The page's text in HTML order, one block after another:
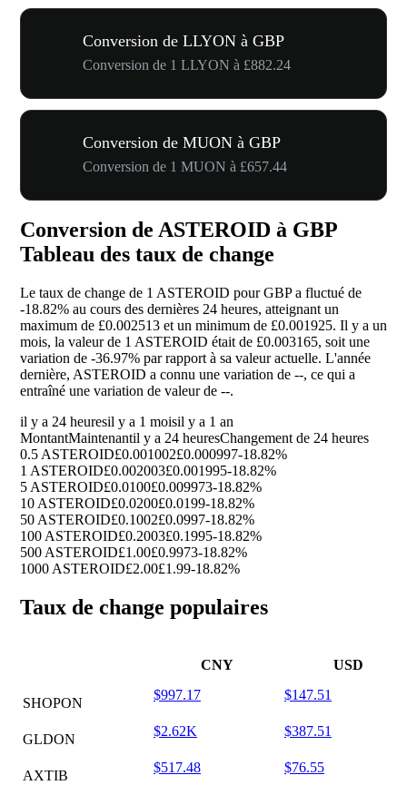
Conversion de LLYON à GBP
Conversion de 1 LLYON à £882.24
Conversion de MUON à GBP
Conversion de 1 MUON à £657.44
Conversion de ASTEROID à GBP
Tableau des taux de change
Le taux de change de 1 ASTEROID pour GBP a fluctué de
-18.82% au cours des dernières 24 heures, atteignant un
maximum de £0.002513 et un minimum de £0.001925. Il y a un
mois, la valeur de 1 ASTEROID était de £0.003165, soit une
variation de -36.97% par rapport à sa valeur actuelle. L'année
dernière, ASTEROID a connu une variation de --, ce qui a
entraîné une variation de valeur de --.
il y a 24 heuresil y a 1 moisil y a 1 an
MontantMaintenantil y a 24 heuresChangement de 24 heures
0.5 ASTEROID£0.001002£0.000997-18.82%
1 ASTEROID£0.002003£0.001995-18.82%
5 ASTEROID£0.0100£0.009973-18.82%
10 ASTEROID£0.0200£0.0199-18.82%
50 ASTEROID£0.1002£0.0997-18.82%
100 ASTEROID£0.2003£0.1995-18.82%
500 ASTEROID£1.00£0.9973-18.82%
1000 ASTEROID£2.00£1.99-18.82%
Taux de change populaires
CNY USD
SHOPON
$997.17 $147.51
GLDON
$2.62K $387.51
AXTIB
$517.48 $76.55